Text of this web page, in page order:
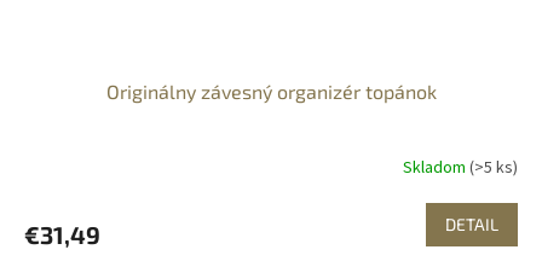
Originálny závesný organizér topánok
Skladom (>5 ks)
€31,49 DETAIL